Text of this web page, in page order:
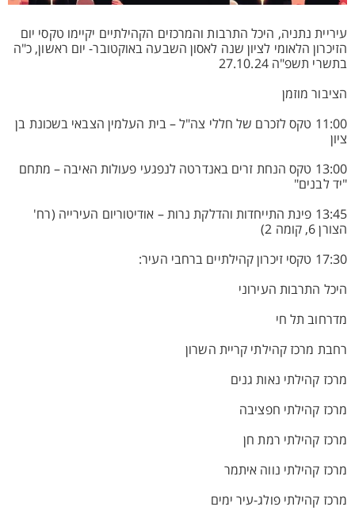
עיריית נתניה, היכל התרבות והמרכזים הקהילתיים יקיימו טקסי יום
הזיכרון הלאומי לציון שנה לאסון השבעה באוקטובר- יום ראשון, כ"ה
בתשרי תשפ"ה 27.10.24
הציבור מוזמן
11:00 טקס לזכרם של חללי צה"ל – בית העלמין הצבאי בשכונת בן
ציון
13:00 טקס הנחת זרים באנדרטה לנפגעי פעולות האיבה – מתחם
"יד לבנים"
13:45 פינת התייחדות והדלקת נרות – אודיטוריום העירייה (רח'
הצורן 6, קומה 2)
17:30 טקסי זיכרון קהילתיים ברחבי העיר:
היכל התרבות העירוני
מדרחוב תל חי
רחבת מרכז קהילתי קריית השרון
מרכז קהילתי נאות גנים
מרכז קהילתי חפציבה
מרכז קהילתי רמת חן
מרכז קהילתי נווה איתמר
מרכז קהילתי פולג-עיר ימים